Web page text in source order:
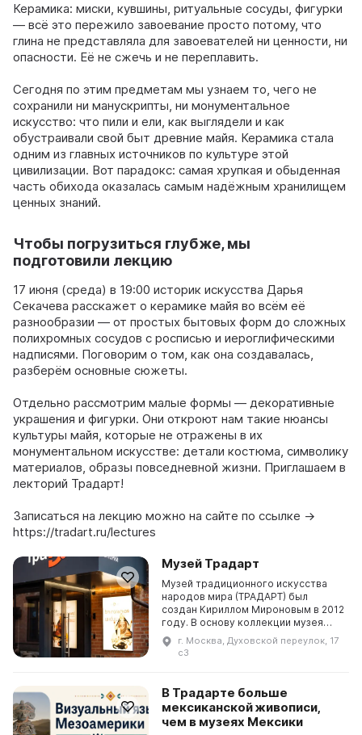
Керамика: миски, кувшины, ритуальные сосуды, фигурки
— всё это пережило завоевание просто потому, что
глина не представляла для завоевателей ни ценности, ни
опасности. Еë не сжечь и не переплавить.
Сегодня по этим предметам мы узнаем то, чего не
сохранили ни манускрипты, ни монументальное
искусство: что пили и ели, как выглядели и как
обустраивали свой быт древние майя. Керамика стала
одним из главных источников по культуре этой
цивилизации. Вот парадокс: самая хрупкая и обыденная
часть обихода оказалась самым надëжным хранилищем
ценных знаний.
Чтобы погрузиться глубже, мы
подготовили лекцию
17 июня (среда) в 19:00 историк искусства Дарья
Секачева расскажет о керамике майя во всëм её
разнообразии — от простых бытовых форм до сложных
полихромных сосудов с росписью и иероглифическими
надписями. Поговорим о том, как она создавалась,
разберëм основные сюжеты.
Отдельно рассмотрим малые формы — декоративные
украшения и фигурки. Они откроют нам такие нюансы
культуры майя, которые не отражены в их
монументальном искусстве: детали костюма, символику
материалов, образы повседневной жизни. Приглашаем в
лекторий Традарт!
Записаться на лекцию можно на сайте по ссылке →
https://tradart.ru/lectures
Музей Традарт
Музей традиционного искусства
народов мира (ТРАДАРТ) был
создан Кириллом Мироновым в 2012
году. В основу коллекции музея
легла глиняная игрушка из
различных гончарных центров
г. Москва, Духовской переулок, 17
с3
В Традарте больше
мексиканской живописи,
чем в музеях Мексики